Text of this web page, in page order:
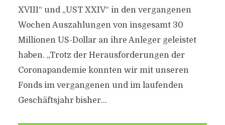
XVIII“ und „UST XXIV“ in den vergangenen
Wochen Auszahlungen von insgesamt 30
Millionen US-Dollar an ihre Anleger geleistet
haben. „Trotz der Herausforderungen der
Coronapandemie konnten wir mit unseren
Fonds im vergangenen und im laufenden
Geschäftsjahr bisher...